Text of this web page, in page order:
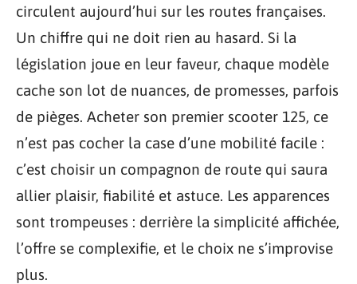
circulent aujourd’hui sur les routes françaises.
Un chiffre qui ne doit rien au hasard. Si la
législation joue en leur faveur, chaque modèle
cache son lot de nuances, de promesses, parfois
de pièges. Acheter son premier scooter 125, ce
n’est pas cocher la case d’une mobilité facile :
c’est choisir un compagnon de route qui saura
allier plaisir, fiabilité et astuce. Les apparences
sont trompeuses : derrière la simplicité affichée,
l’offre se complexifie, et le choix ne s’improvise
plus.